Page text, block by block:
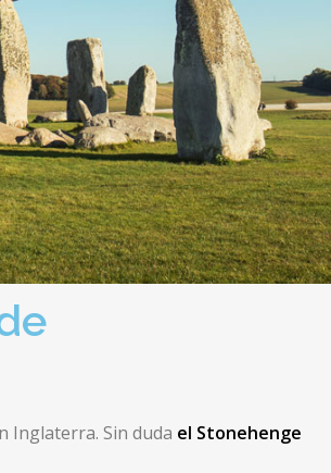
Inglaterra. Sin duda el Stonehenge